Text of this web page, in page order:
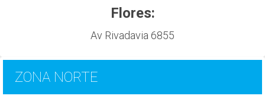
Flores:
Av Rivadavia 6855
ZONA NORTE